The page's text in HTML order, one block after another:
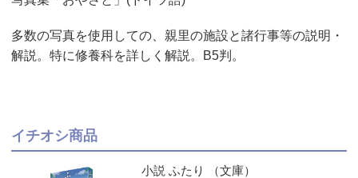
多数の写真を使用しての、親里の施設と諸行事等の説明・
解説。特に修養科を詳しく解説。B5判。
イチオシ商品
小説 ふたり （文庫）